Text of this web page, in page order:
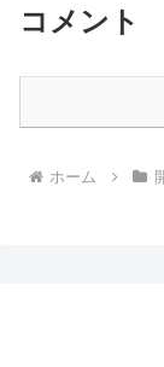
コメント
ホーム